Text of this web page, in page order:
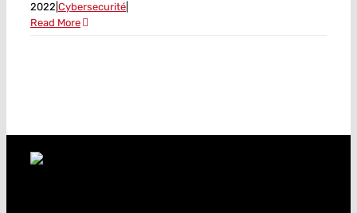
2022 Cybersecurité
Read More